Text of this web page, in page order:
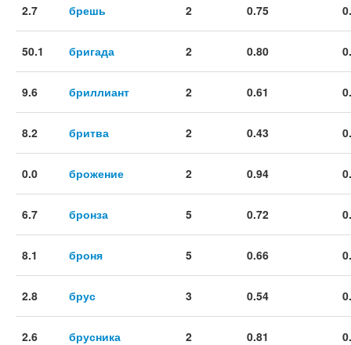
2.7 брешь 2 0.75
50.1 бригада 2 0.80
9.6 бриллиант 2 0.61
8.2 бритва 2 0.43
0.0 брожение 2 0.94
6.7 бронза 5 0.72
8.1 броня 5 0.66
2.8 брус 3 0.54
2.6 брусника 2 0.81